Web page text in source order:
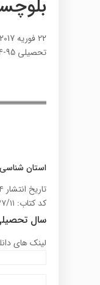
22 فوریه 2017
تحصیلی 95-94
استان
تاریخ انتشار ۱۳۹۴/۰۳/۲۴
کد کتاب: ۲۳۷/۱۱
سال
لینک های